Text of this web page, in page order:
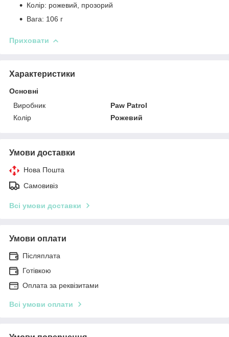
Колір: рожевий, прозорий
Вага: 106 г
Приховати
Характеристики
Основні
Виробник
Paw Patrol
Колір
Рожевий
Умови доставки
Нова Пошта
Самовивіз
Всі умови доставки
Умови оплати
Післяплата
Готівкою
Оплата за реквізитами
Всі умови оплати